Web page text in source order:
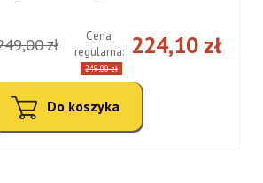
224,10 zł
Cena
regularna:
249,00 zł
zł
Do koszyka